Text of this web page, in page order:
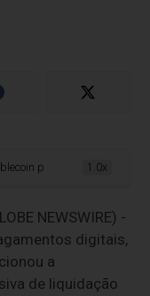
para seu Global Self-
1.0x
NEWSWIRE) -
digitais,
a
de liquidação